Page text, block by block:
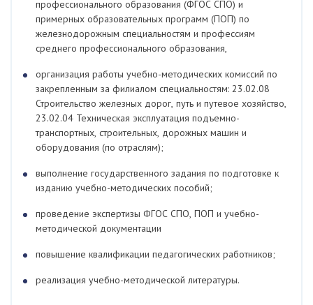
профессионального образования (ФГОС СПО) и
примерных образовательных программ (ПОП) по
железнодорожным специальностям и профессиям
среднего профессионального образования,
организация работы учебно-методических комиссий по
закрепленным за филиалом специальностям: 23.02.08
Строительство железных дорог, путь и путевое хозяйство,
23.02.04 Техническая эксплуатация подъемно-
транспортных, строительных, дорожных машин и
оборудования (по отраслям);
выполнение государственного задания по подготовке к
изданию учебно-методических пособий;
проведение экспертизы ФГОС СПО, ПОП и учебно-
методической документации
повышение квалификации педагогических работников;
реализация учебно-методической литературы.